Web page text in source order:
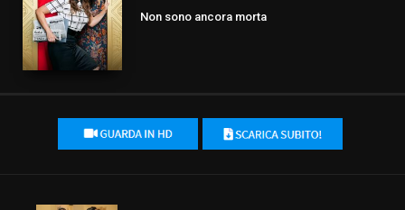
Non sono ancora morta